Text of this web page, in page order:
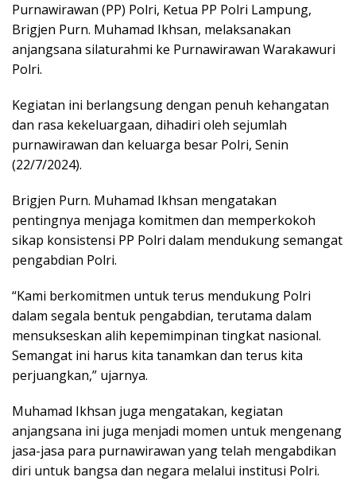
Purnawirawan (PP) Polri, Ketua PP Polri Lampung,
Brigjen Purn. Muhamad Ikhsan, melaksanakan
anjangsana silaturahmi ke Purnawirawan Warakawuri
Polri.
Kegiatan ini berlangsung dengan penuh kehangatan
dan rasa kekeluargaan, dihadiri oleh sejumlah
purnawirawan dan keluarga besar Polri, Senin
(22/7/2024).
Brigjen Purn. Muhamad Ikhsan mengatakan
pentingnya menjaga komitmen dan memperkokoh
sikap konsistensi PP Polri dalam mendukung semangat
pengabdian Polri.
“Kami berkomitmen untuk terus mendukung Polri
dalam segala bentuk pengabdian, terutama dalam
mensukseskan alih kepemimpinan tingkat nasional.
Semangat ini harus kita tanamkan dan terus kita
perjuangkan,” ujarnya.
Muhamad Ikhsan juga mengatakan, kegiatan
anjangsana ini juga menjadi momen untuk mengenang
jasa-jasa para purnawirawan yang telah mengabdikan
diri untuk bangsa dan negara melalui institusi Polri.